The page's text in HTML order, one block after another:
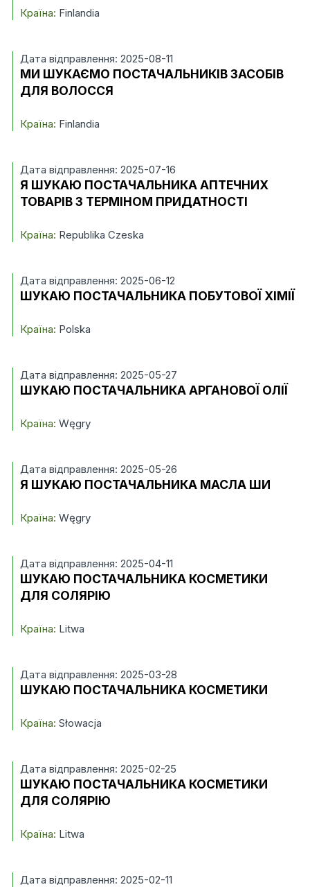
Країна: Finlandia
Дата відправлення: 2025-08-11
МИ ШУКАЄМО ПОСТАЧАЛЬНИКІВ ЗАСОБІВ
ДЛЯ ВОЛОССЯ
Країна: Finlandia
Дата відправлення: 2025-07-16
Я ШУКАЮ ПОСТАЧАЛЬНИКА АПТЕЧНИХ
ТОВАРІВ З ТЕРМІНОМ ПРИДАТНОСТІ
Країна: Republika Czeska
Дата відправлення: 2025-06-12
ШУКАЮ ПОСТАЧАЛЬНИКА ПОБУТОВОЇ ХІМІЇ
Країна: Polska
Дата відправлення: 2025-05-27
ШУКАЮ ПОСТАЧАЛЬНИКА АРГАНОВОЇ ОЛІЇ
Країна: Węgry
Дата відправлення: 2025-05-26
Я ШУКАЮ ПОСТАЧАЛЬНИКА МАСЛА ШИ
Країна: Węgry
Дата відправлення: 2025-04-11
ШУКАЮ ПОСТАЧАЛЬНИКА КОСМЕТИКИ
ДЛЯ СОЛЯРІЮ
Країна: Litwa
Дата відправлення: 2025-03-28
ШУКАЮ ПОСТАЧАЛЬНИКА КОСМЕТИКИ
Країна: Słowacja
Дата відправлення: 2025-02-25
ШУКАЮ ПОСТАЧАЛЬНИКА КОСМЕТИКИ
ДЛЯ СОЛЯРІЮ
Країна: Litwa
Дата відправлення: 2025-02-11